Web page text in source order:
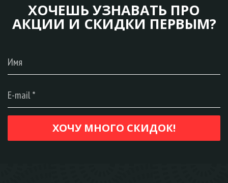
ХОЧЕШЬ УЗНАВАТЬ ПРО
АКЦИИ И СКИДКИ ПЕРВЫМ?